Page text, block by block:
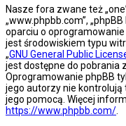
Nasze fora zwane też
„www.phpbb.com”,
oparciu o
jest środowiskiem typu
„GNU General Public
jest dostępne do pobrania
Oprogramowanie phpBB
jego autorzy nie
jego pomocą. Więcej
https://www.phpbb.com/